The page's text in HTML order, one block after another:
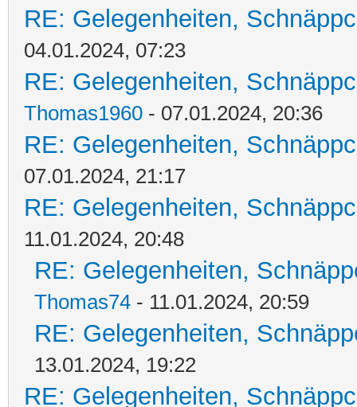
RE: Gelegenheiten,
04.01.2024, 07:23
RE: Gelegenheiten,
Thomas1960 - 07.01.2024, 20:36
RE: Gelegenheiten,
07.01.2024, 21:17
RE: Gelegenheiten,
11.01.2024, 20:48
RE: Gelegenheiten,
Thomas74 - 11.01.2024, 20:59
RE: Gelegenheiten,
13.01.2024, 19:22
RE: Gelegenheiten,